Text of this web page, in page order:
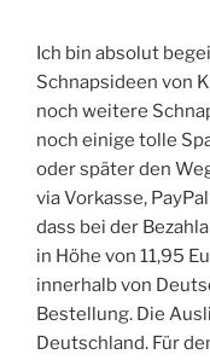
Ich bin absolut
Schnapsideen von
noch weitere
noch einige tolle
oder später den
via Vorkasse,
dass bei der
in Höhe von 11,95
innerhalb von
Bestellung. Die
Deutschland. Für